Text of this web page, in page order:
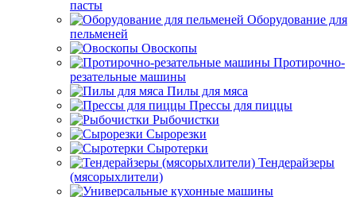
пасты
Оборудование для
пельменей
Овоскопы
Протирочно-
резательные машины
Пилы для мяса
Прессы для пиццы
Рыбочистки
Сырорезки
Сыротерки
Тендерайзеры
(мясорыхлители)